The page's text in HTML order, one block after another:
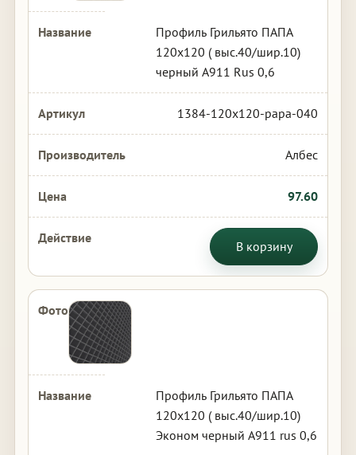
Профиль Грильято ПАПА
120х120 ( выс.40/шир.10)
черный А911 Rus 0,6
1384-120x120-papa-040
Албес
97.60
В корзину
Профиль Грильято ПАПА
120х120 ( выс.40/шир.10)
Эконом черный А911 rus 0,6